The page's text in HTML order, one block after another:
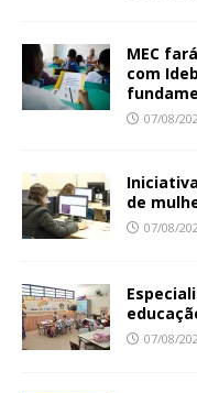
MEC
com
07/08/
de
07/08/
07/08/